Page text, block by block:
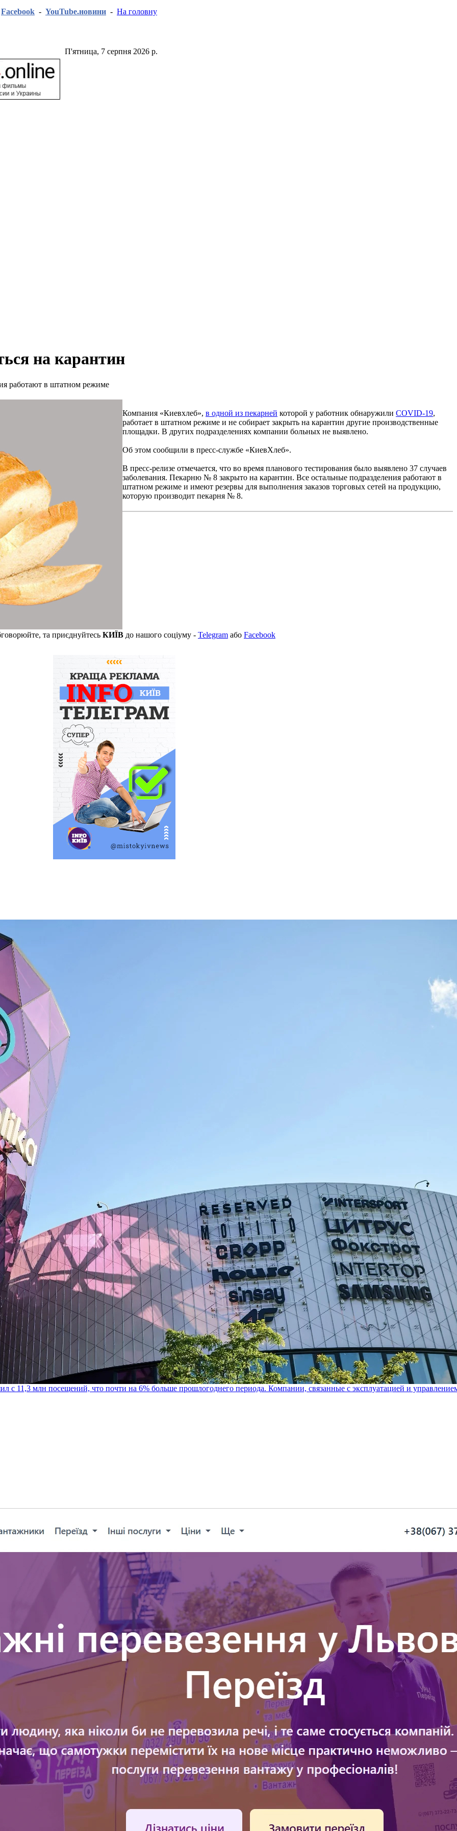
Facebook - YouTube.новини - На головну
П'ятница, 7 серпня 2026 р.
на карантин
работают в штатном режиме
Компания «Киевхлеб», в одной из пекарней которой у работник обнаружили COVID-19,
работает в штатном режиме и не собирает закрыть на карантин другие производственные
площадки. В других подразделениях компании больных не выявлено.
Об этом сообщили в пресс-службе «КиевХлеб».
В пресс-релизе отмечается, что во время планового тестирования было выявлено 37 случаев
заболевания. Пекарню № 8 закрыто на карантин. Все остальные подразделения работают в
штатном режиме и имеют резервы для выполнения заказов торговых сетей на продукцию,
которую производит пекарня № 8.
та приєднуйтесь КИЇВ до нашого соціуму - Telegram або Facebook
с 11,3 млн посещений, что почти на 6% больше прошлогоднего периода. Компании, связанные с эксплуатацией и